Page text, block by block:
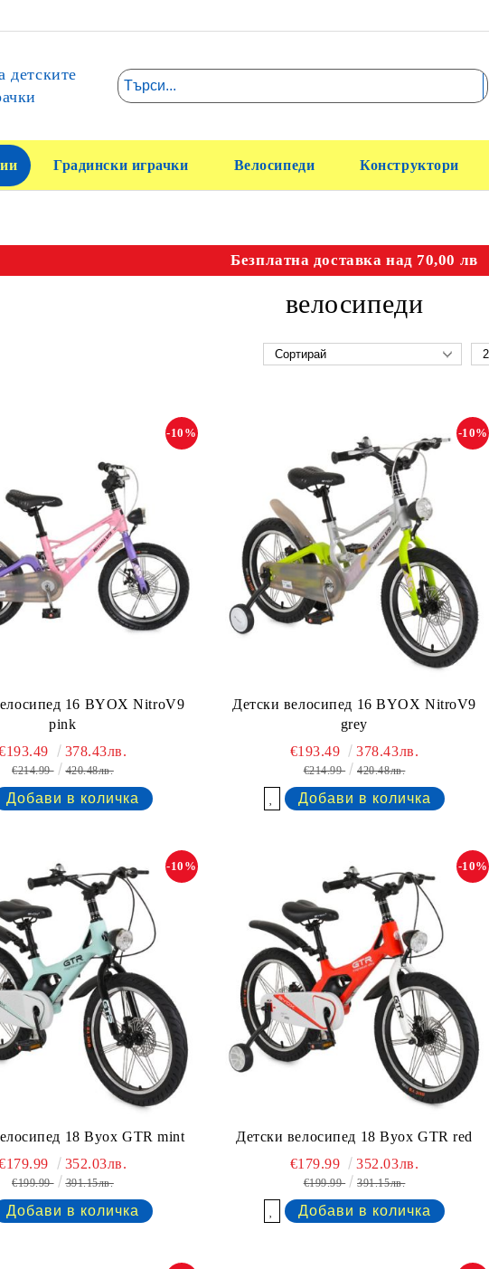
детските
Градински играчки Велосипеди Конструктори
Безплатна доставка над 70,00 лв
велосипеди
16 BYOX NitroV9
pink
-10%
378.43лв.
€214.99 420.48лв.
Детски велосипед 16 BYOX NitroV9
grey
-10%
€193.49 378.43лв.
€214.99 420.48лв.
18 Byox GTR mint
-10%
352.03лв.
€199.99 391.15лв.
Детски велосипед 18 Byox GTR red
-10%
€179.99 352.03лв.
€199.99 391.15лв.